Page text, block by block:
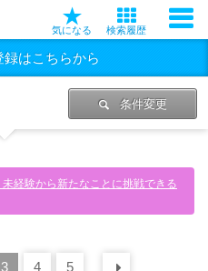
気になる 検索履歴
はこちらから
条件変更
経験から新たなことに挑戦できる
3 4 5